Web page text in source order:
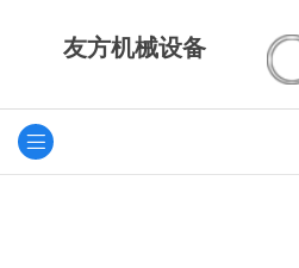
友方机械设备